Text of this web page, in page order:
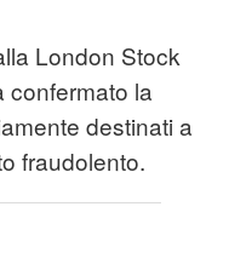
London Stock
confermato la
destinati a
fraudolento.